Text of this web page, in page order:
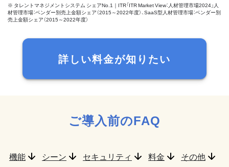
※ タレントマネジメントシステム シェアNo.1｜ITR「ITR Market View：人材管理市場2024」人
材管理市場：ベンダー別売上金額シェア（2015～2022年度）、SaaS型人材管理市場：ベンダー別
売上金額シェア（2015～2022年度）
詳しい料金が知りたい
ご導入前のFAQ
機能 シーン セキュリティ 料金 その他